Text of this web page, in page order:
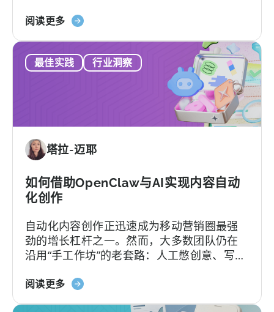
者
南》
平台，还可能陷入“提工单没人理”的死循环。
时可能冒出来。
阅读更多关
何
这
个
最佳实践 行业洞察
塔拉-迈耶
如何借助OpenClaw与AI实现内容自动
化创作
自动化内容创作正迅速成为移动营销圈最强
劲的增长杠杆之一。然而，大多数团队仍在
沿用“手工作坊”的老套路：人工憋创意、写脚
加速的内容更新节奏。
阅读更多关